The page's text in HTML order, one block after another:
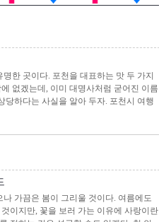
한 곳이다. 포천을 대표하는 맛 두 가지
없겠는데, 이미 대명사처럼 굳어진 이름
당하다는 사실을 알아 두자. 포천시 여행
가끔은 봄이 그리울 것이다. 여름에도
이지만, 꽃을 보러 가는 이유에 사랑이란